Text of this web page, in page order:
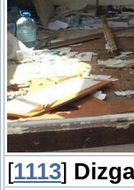
[1113]